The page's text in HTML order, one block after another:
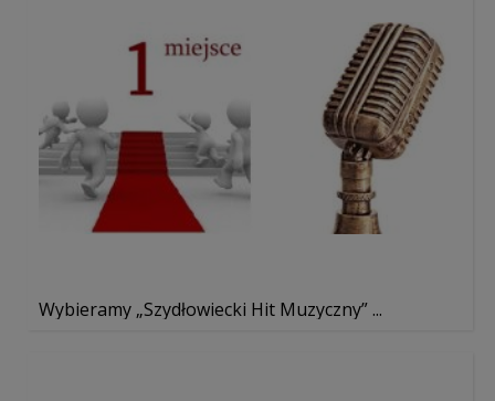
Wybieramy „Szydłowiecki Hit Muzyczny” ...